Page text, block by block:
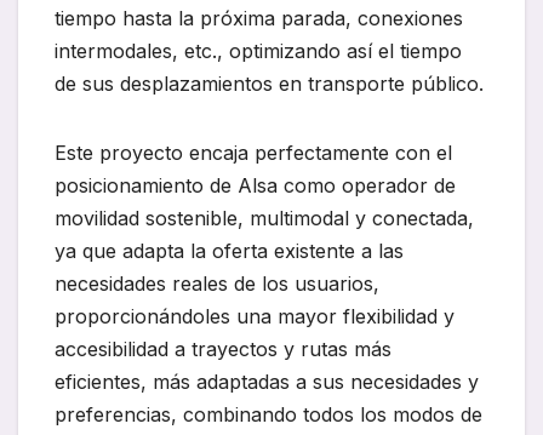
tiempo hasta la próxima parada, conexiones
intermodales, etc., optimizando así el tiempo
de sus desplazamientos en transporte público.
Este proyecto encaja perfectamente con el
posicionamiento de Alsa como operador de
movilidad sostenible, multimodal y conectada,
ya que adapta la oferta existente a las
necesidades reales de los usuarios,
proporcionándoles una mayor flexibilidad y
accesibilidad a trayectos y rutas más
eficientes, más adaptadas a sus necesidades y
preferencias, combinando todos los modos de